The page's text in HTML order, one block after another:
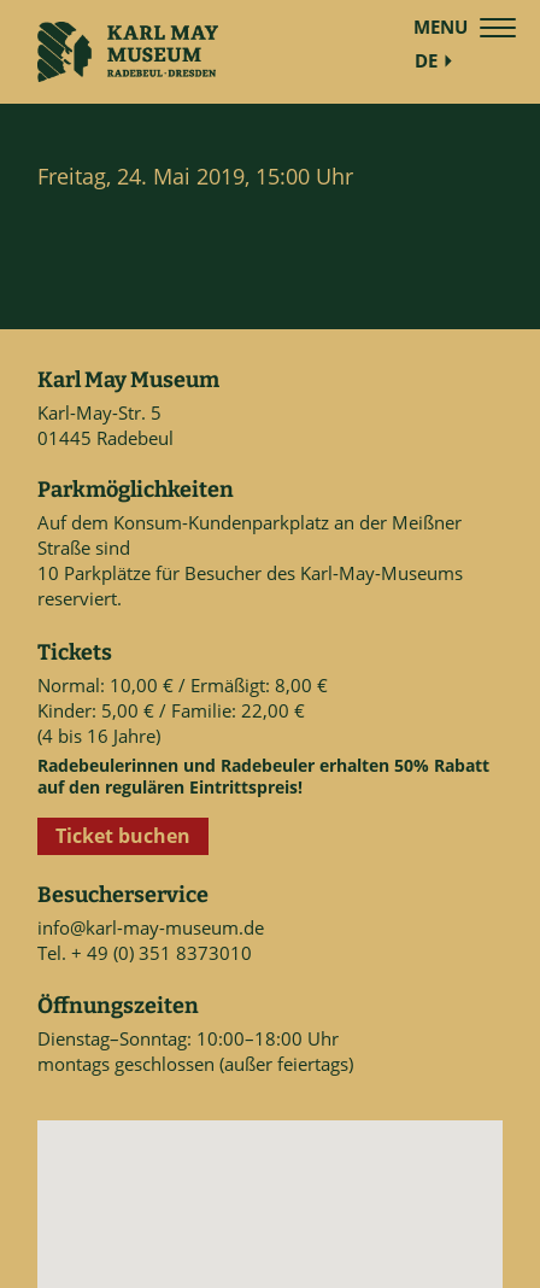
DE
MENU
Freitag, 24. Mai 2019, 15:00 Uhr
Karl May Museum
Karl-May-Str. 5
01445 Radebeul
Parkmöglichkeiten
Auf dem Konsum-Kundenparkplatz an der Meißner
Straße sind
10 Parkplätze für Besucher des Karl-May-Museums
reserviert.
Tickets
Normal: 10,00 € / Ermäßigt: 8,00 €
Kinder: 5,00 € / Familie: 22,00 €
(4 bis 16 Jahre)
Radebeulerinnen und Radebeuler erhalten 50% Rabatt
auf den regulären Eintrittspreis!
Ticket buchen
Besucherservice
info@karl-may-museum.de
Tel. + 49 (0) 351 8373010
Öffnungszeiten
Dienstag–Sonntag: 10:00–18:00 Uhr
montags geschlossen (außer feiertags)